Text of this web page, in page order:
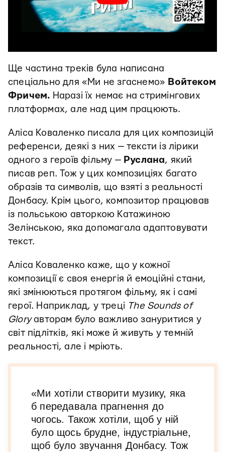
Ще частина треків була написана
спеціально для «Ми не згаснемо» Войтеком
Фричем. Наразі їх немає на стримінгових
платформах, але над цим працюють.
Аліса Коваленко писала для цих композицій
референси, деякі з них — тексти із лірики
одного з героїв фільму — Руслана, який
писав реп. Тож у цих композиціях багато
образів та символів, що взяті з реальності
Донбасу. Крім цього, композитор працював
із польською авторкою Катажиною
Зелінською, яка допомагала адаптовувати
текст.
Аліса Коваленко каже, що у кожної
композиції є своя енергія й емоційні стани,
які змінюються протягом фільму, як і самі
герої. Наприклад, у треці The Sounds of
Gloryавторам було важливо зануритися у
світ підлітків, які може й живуть у темній
реальності, але і мріють.
«Ми хотіли створити музику, яка
б передавала прагнення до
чогось. Також хотіли, щоб у ній
було щось брудне, індустріальне,
щоб було звучання Донбасу. Тож